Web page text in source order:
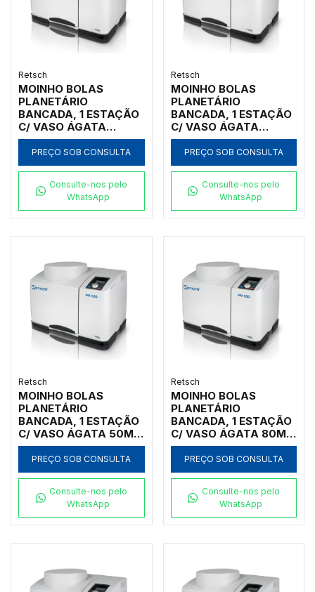
Retsch
MOINHO BOLAS
PLANETÁRIO
BANCADA, 1 ESTAÇÃO
C/ VASO ÁGATA
250ML, INICIAL
<100MM, FINAL <1UM
PREÇO SOB CONSULTA
Consulte-nos pelo
WhatsApp
Retsch
MOINHO BOLAS
PLANETÁRIO
BANCADA, 1 ESTAÇÃO
C/ VASO ÁGATA
500ML, INICIAL
<100MM, FINAL <1UM
PREÇO SOB CONSULTA
Consulte-nos pelo
WhatsApp
Retsch
MOINHO BOLAS
PLANETÁRIO
BANCADA, 1 ESTAÇÃO
C/ VASO ÁGATA 50ML,
INICIAL <100MM, FINAL
<1UM
PREÇO SOB CONSULTA
Consulte-nos pelo
WhatsApp
Retsch
MOINHO BOLAS
PLANETÁRIO
BANCADA, 1 ESTAÇÃO
C/ VASO ÁGATA 80ML,
INICIAL <100MM, FINAL
<1UM
PREÇO SOB CONSULTA
Consulte-nos pelo
WhatsApp